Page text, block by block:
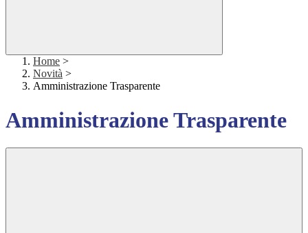
Home >
Novità >
Amministrazione Trasparente
Amministrazione Trasparente